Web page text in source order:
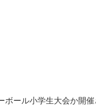
ボール小学生大会か開